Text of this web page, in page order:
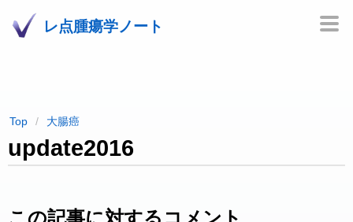
レ点腫瘍学ノート
Top 大腸癌
update2016
この記事に対するコメント